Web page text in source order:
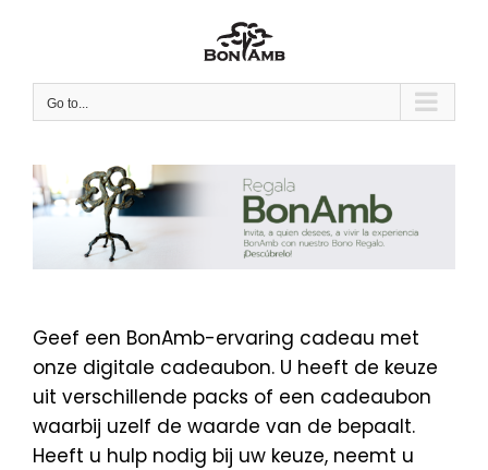
Go to...
Geef een BonAmb-ervaring cadeau met
onze digitale cadeaubon. U heeft de keuze
uit verschillende packs of een cadeaubon
waarbij uzelf de waarde van de bepaalt.
Heeft u hulp nodig bij uw keuze, neemt u